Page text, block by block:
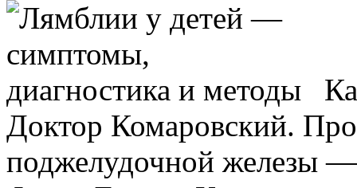
Доктор Комаровский.
поджелудочной железы